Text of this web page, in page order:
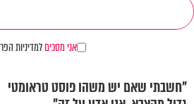
אני מסכיםלמדיניות
"חשבתי שאם יש משהו פוסט טראומטי